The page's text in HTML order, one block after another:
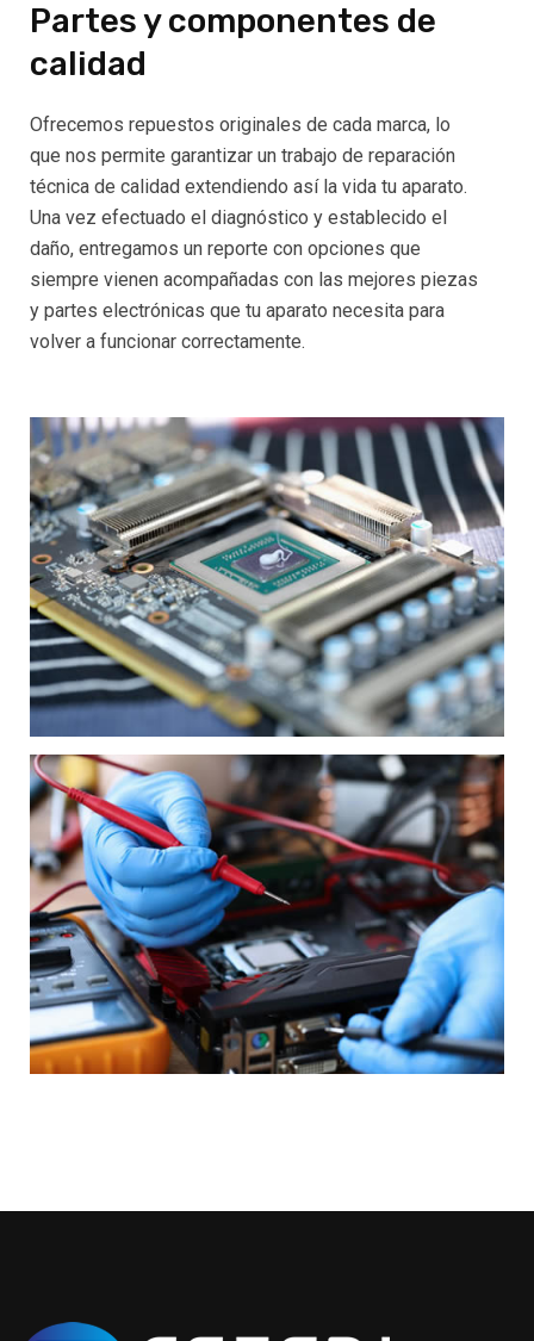
Partes y componentes de
calidad
Ofrecemos repuestos originales de cada marca, lo
que nos permite garantizar un trabajo de reparación
técnica de calidad extendiendo así la vida tu aparato.
Una vez efectuado el diagnóstico y establecido el
daño, entregamos un reporte con opciones que
siempre vienen acompañadas con las mejores piezas
y partes electrónicas que tu aparato necesita para
volver a funcionar correctamente.